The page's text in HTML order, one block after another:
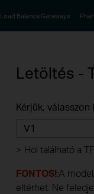
Load Balance Gateways
Letöltés -
Kérjük,
V1
> Hol található a
FONTOS!:A
eltérhet. Ne